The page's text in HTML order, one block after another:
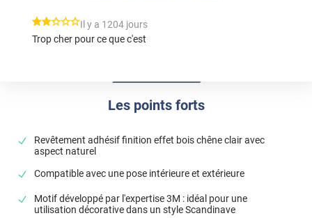
Les points forts
Revêtement adhésif finition effet bois chêne clair avec
aspect naturel
Compatible avec une pose intérieure et extérieure
Motif développé par l'expertise 3M : idéal pour une
utilisation décorative dans un style Scandinave
*****
Il y a 1204 jours
Trop cher pour ce que c'est